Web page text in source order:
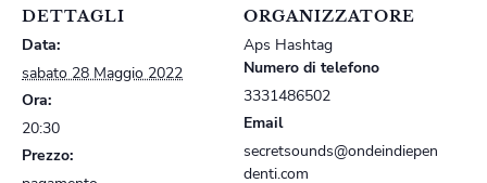
DETTAGLI
Data:
sabato 28 Maggio 2022
Ora:
20:30
Prezzo:
ORGANIZZATORE
Aps Hashtag
Numero di telefono
3331486502
Email
secretsounds@ondeindiepen
denti.com